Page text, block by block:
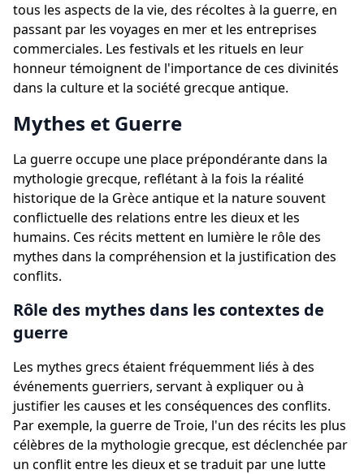
tous les aspects de la vie, des récoltes à la guerre, en
passant par les voyages en mer et les entreprises
commerciales. Les festivals et les rituels en leur
honneur témoignent de l'importance de ces divinités
dans la culture et la société grecque antique.
Mythes et Guerre
La guerre occupe une place prépondérante dans la
mythologie grecque, reflétant à la fois la réalité
historique de la Grèce antique et la nature souvent
conflictuelle des relations entre les dieux et les
humains. Ces récits mettent en lumière le rôle des
mythes dans la compréhension et la justification des
conflits.
Rôle des mythes dans les contextes de
guerre
Les mythes grecs étaient fréquemment liés à des
événements guerriers, servant à expliquer ou à
justifier les causes et les conséquences des conflits.
Par exemple, la guerre de Troie, l'un des récits les plus
célèbres de la mythologie grecque, est déclenchée par
un conflit entre les dieux et se traduit par une lutte